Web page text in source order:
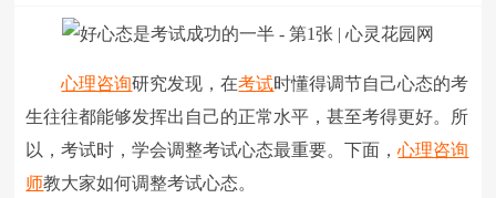
字体：大 中 小
心理咨询研究发现，在考试时懂得调节自己心态的考
生往往都能够发挥出自己的正常水平，甚至考得更好。所
以，考试时，学会调整考试心态最重要。下面，心理咨询
师教大家如何调整考试心态。